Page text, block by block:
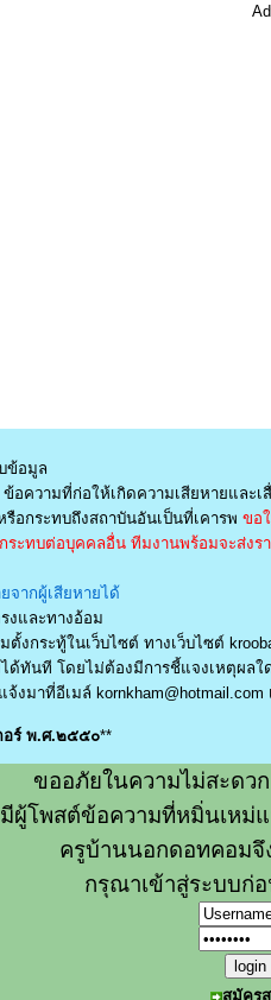
ข้อมูล
ความที่ก่อให้เกิดความเสียหายและ
อกระทบถึงสถาบันอันเป็นที่เคารพ ขอ
ะทบต่อบุคคลอื่น ทีมงานพร้อมจะส่งรา
จากผู้เสียหายได้
งและทางอ้อม
งกระทู้ในเว็บไซต์ ทางเว็บไซต์
ด้ทันที โดยไม่ต้องมีการชี้แจงเหตุผล
จ้งมาที่อีเมล์ kornkham@hotmail.com
อร์ พ.ศ.๒๕๕๐**
ขออภัยในความไม่สะดว
มีผู้โพสต์ข้อความที่หมิ่นเหม่
ครูบ้านนอกดอทคอมจึ
กรุณาเข้าสู่ระบบก่
สมัคร